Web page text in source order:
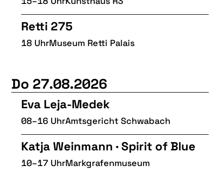
Retti 275
18 UhrMuseum Retti Palais
Do 27.08.2026
Eva Leja-Medek
08–16 UhrAmtsgericht Schwabach
Katja Weinmann · Spirit of Blue
10–17 UhrMarkgrafenmuseum